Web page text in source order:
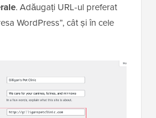
. Adăugați URL-ul preferat
WordPress”, cât și în cele